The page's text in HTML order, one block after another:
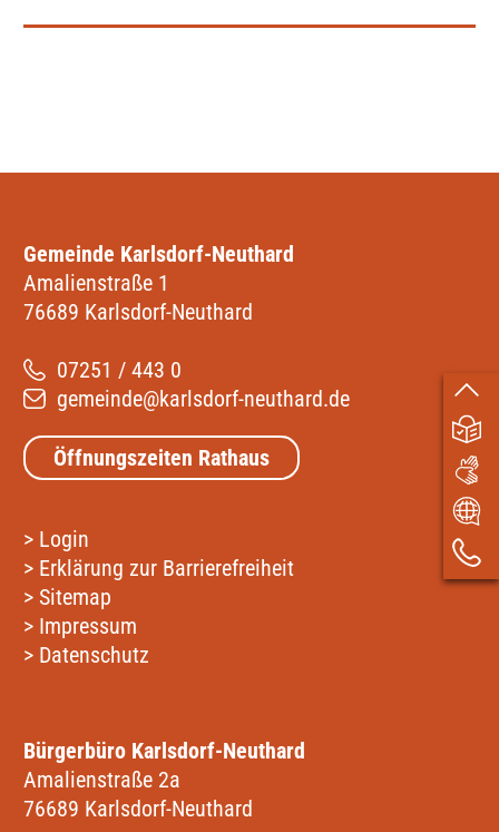
Gemeinde Karlsdorf-Neuthard
Amalienstraße 1
76689 Karlsdorf-Neuthard
07251 / 443 0
gemeinde@karlsdorf-neuthard.de
Öffnungszeiten Rathaus
> Login
> Erklärung zur Barrierefreiheit
> Sitemap
> Impressum
> Datenschutz
Bürgerbüro Karlsdorf-Neuthard
Amalienstraße 2a
76689 Karlsdorf-Neuthard